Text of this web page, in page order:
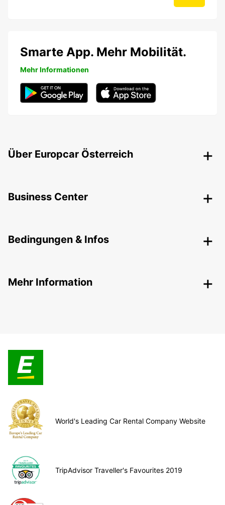
Smarte App. Mehr Mobilität.
Mehr Informationen
Über Europcar Österreich
Business Center
Bedingungen & Infos
Mehr Information
World's Leading Car Rental Company Website
TripAdvisor Traveller's Favourites 2019